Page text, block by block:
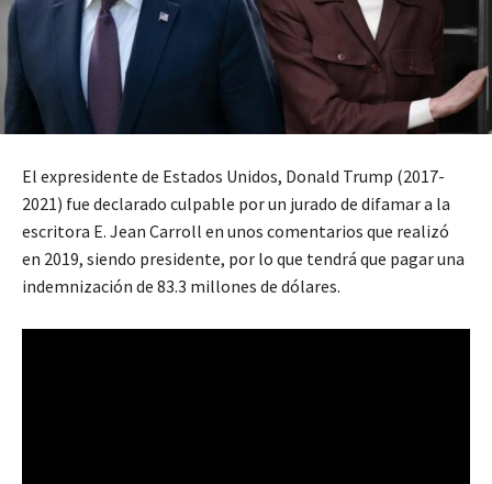
El expresidente de Estados Unidos, Donald Trump (2017-
2021) fue declarado culpable por un jurado de difamar a la
escritora E. Jean Carroll en unos comentarios que realizó
en 2019, siendo presidente, por lo que tendrá que pagar una
indemnización de 83.3 millones de dólares.